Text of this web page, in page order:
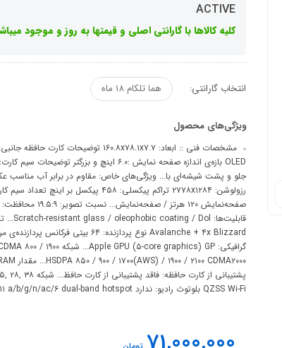
ACTIVE
کلیه کالاها با گارانتی اصلی و قیمتها به روز و موجود
انتخاب گارانتی: هما تلکام 18 ماه
ویژگی‌های محصول
جلو و پشت شیشه‌ای با... ویژگی‌های خاص: مقاوم در برابر آب
QZSS Wi-Fi بلوتوث رادیو: ندارد Wi-Fi: Wi-Fi ۸۰۲.۱۱ a/b/g/n/ac/۶ dual-band hotspot بلوتوث: A۲DP / LE فن‌آوری موبایل: GLONAS